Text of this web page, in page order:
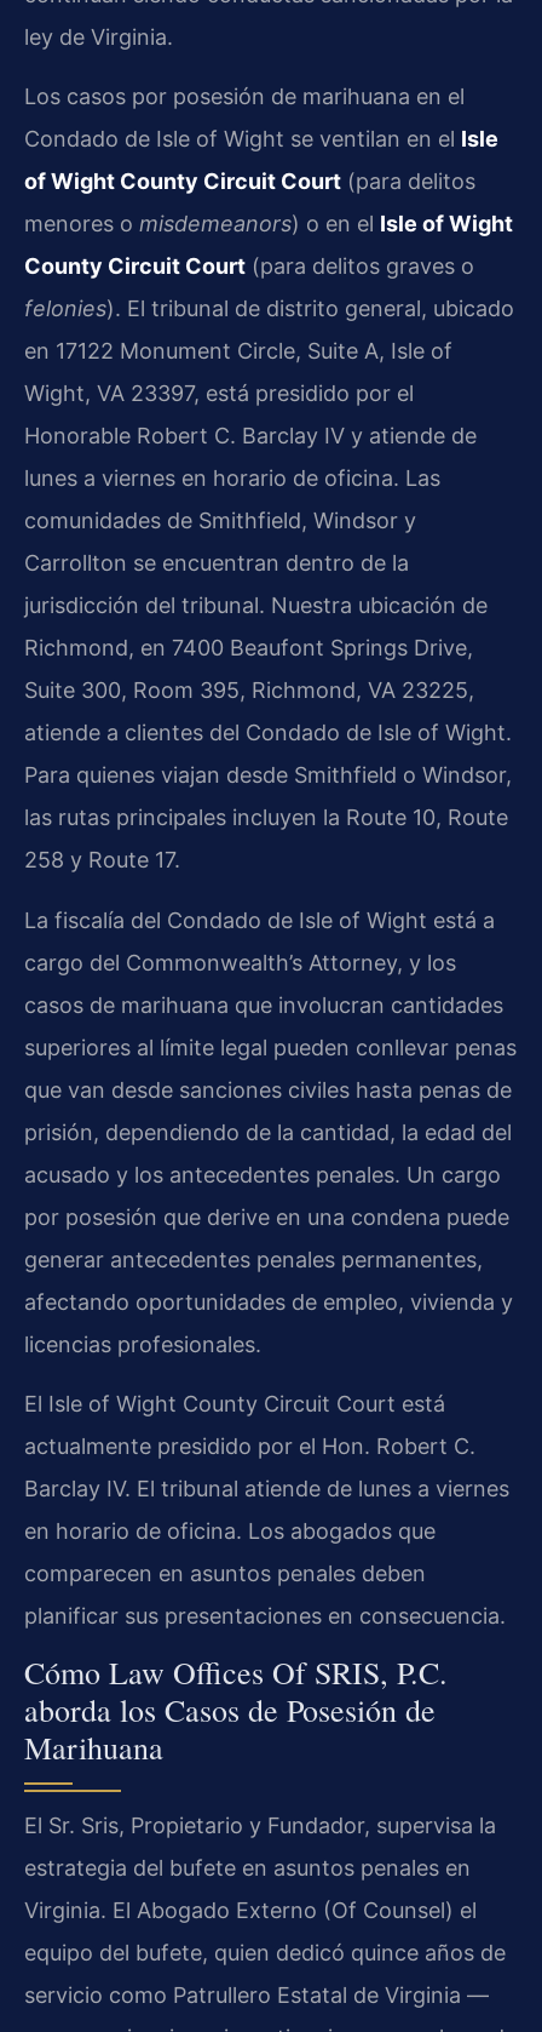
ley de Virginia.
Los casos por posesión de marihuana en el
Condado de Isle of Wight se ventilan en el Isle
of Wight County Circuit Court (para delitos
menores o misdemeanors) o en el Isle of Wight
County Circuit Court (para delitos graves o
felonies). El tribunal de distrito general, ubicado
en 17122 Monument Circle, Suite A, Isle of
Wight, VA 23397, está presidido por el
Honorable Robert C. Barclay IV y atiende de
lunes a viernes en horario de oficina. Las
comunidades de Smithfield, Windsor y
Carrollton se encuentran dentro de la
jurisdicción del tribunal. Nuestra ubicación de
Richmond, en 7400 Beaufont Springs Drive,
Suite 300, Room 395, Richmond, VA 23225,
atiende a clientes del Condado de Isle of Wight.
Para quienes viajan desde Smithfield o Windsor,
las rutas principales incluyen la Route 10, Route
258 y Route 17.
La fiscalía del Condado de Isle of Wight está a
cargo del Commonwealth’s Attorney, y los
casos de marihuana que involucran cantidades
superiores al límite legal pueden conllevar penas
que van desde sanciones civiles hasta penas de
prisión, dependiendo de la cantidad, la edad del
acusado y los antecedentes penales. Un cargo
por posesión que derive en una condena puede
generar antecedentes penales permanentes,
afectando oportunidades de empleo, vivienda y
licencias profesionales.
El Isle of Wight County Circuit Court está
actualmente presidido por el Hon. Robert C.
Barclay IV. El tribunal atiende de lunes a viernes
en horario de oficina. Los abogados que
comparecen en asuntos penales deben
planificar sus presentaciones en consecuencia.
Cómo Law Offices Of SRIS, P.C.
aborda los Casos de Posesión de
Marihuana
El Sr. Sris, Propietario y Fundador, supervisa la
estrategia del bufete en asuntos penales en
Virginia. El Abogado Externo (Of Counsel) el
equipo del bufete, quien dedicó quince años de
servicio como Patrullero Estatal de Virginia —